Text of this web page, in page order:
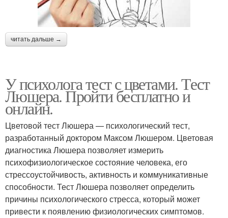
читать дальше →
У психолога тест с цветами. Тест
Люшера. Пройти бесплатно и
онлайн.
Цветовой тест Люшера — психологический тест,
разработанный доктором Максом Люшером. Цветовая
диагностика Люшера позволяет измерить
психофизиологическое состояние человека, его
стрессоустойчивость, активность и коммуникативные
способности. Тест Люшера позволяет определить
причины психологического стресса, который может
привести к появлению физиологических симптомов.